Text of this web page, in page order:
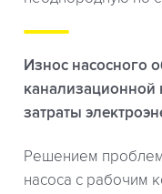
Износ насосного
канализационной
затраты
Решением
насоса с рабочим